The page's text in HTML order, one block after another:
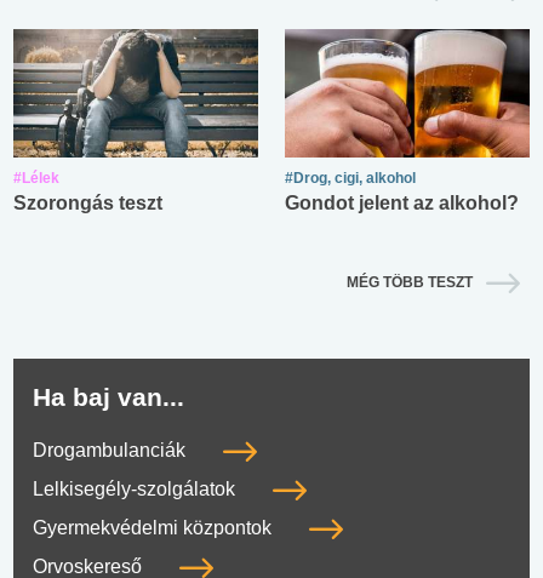
#Lélek
Szorongás teszt
#Drog, cigi, alkohol
Gondot jelent az alkohol?
MÉG TÖBB TESZT
Ha baj van...
Drogambulanciák
Lelkisegély-szolgálatok
Gyermekvédelmi központok
Orvoskereső